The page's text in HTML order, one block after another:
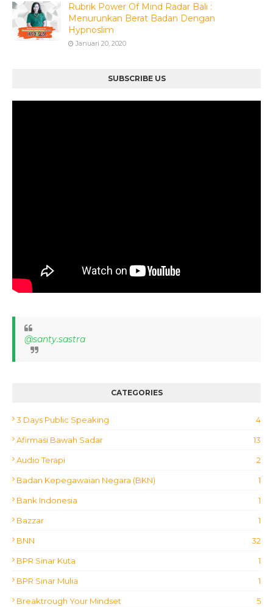
Rubrik Power Of Mind Radar Bali :
Menurunkan Berat Badan Dengan
Hypnoslim
Januari 20, 2020
SUBSCRIBE US
@santy.sastra
CATEGORIES
3 Days Public Speaking 4
Afirmasi Bawah Sadar 13
Audio Terapi 2
Badan Kepegawaian Negara (BKN) 1
Bank Indonesia 1
Bazzar 1
BNN 32
BPR Sinar Kuta 1
BPR Sinar Mulia 1
Breaktrough Your Mindset 5